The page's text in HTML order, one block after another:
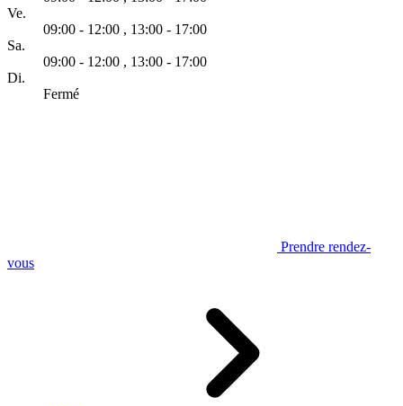
Ve.
09:00 - 12:00 , 13:00 - 17:00
Sa.
09:00 - 12:00 , 13:00 - 17:00
Di.
Fermé
Prendre rendez-
vous